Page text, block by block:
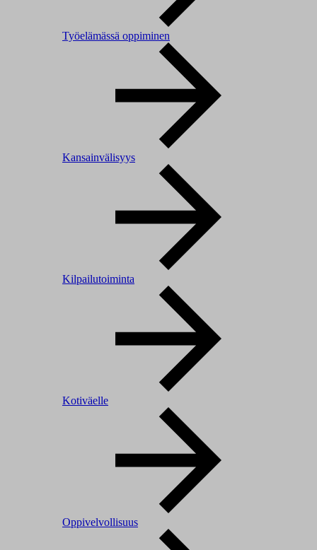
Työelämässä oppiminen
Kansainvälisyys
Kilpailutoiminta
Kotiväelle
Oppivelvollisuus